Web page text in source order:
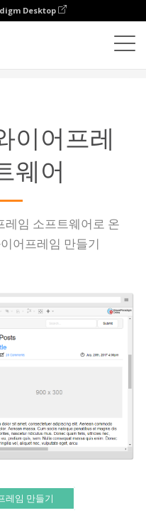
Desktop
이어프레
웨어
레임 소프트웨어로 온
어프레임 만들기
레임 만들기